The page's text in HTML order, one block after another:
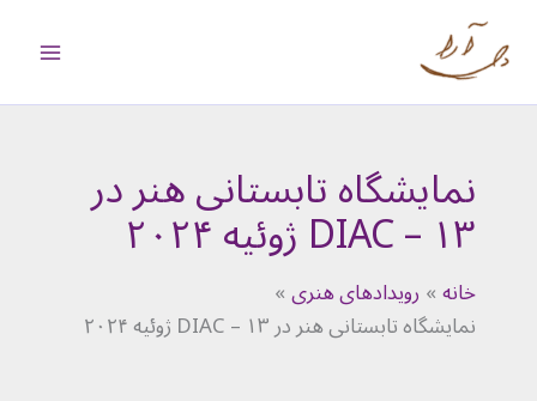
نمایشگاه تابستانی هنر در
DIAC – ۱۳ ژوئیه ۲۰۲۴
خانه رویدادهای هنری
نمایشگاه تابستانی هنر در DIAC – ۱۳ ژوئیه ۲۰۲۴